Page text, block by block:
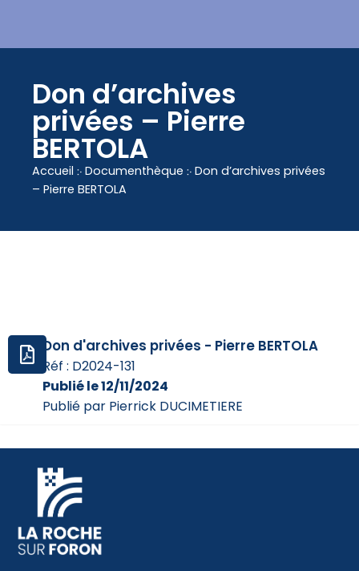
Don d’archives
privées – Pierre
BERTOLA
Accueil ჻ Documenthèque ჻ Don d’archives privées
– Pierre BERTOLA
Don d'archives privées - Pierre BERTOLA
Réf : D2024-131
Publié le 12/11/2024
Publié par Pierrick DUCIMETIERE